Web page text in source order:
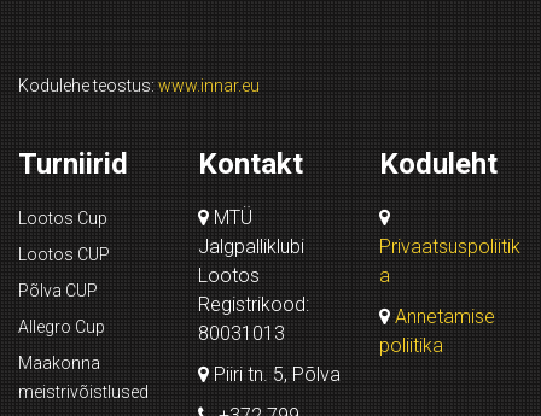
Kodulehe teostus: www.innar.eu
Turniirid
Lootos Cup
Lootos CUP
Põlva CUP
Allegro Cup
Maakonna
meistrivõistlused
Kontakt
MTÜ
Jalgpalliklubi
Lootos
Registrikood:
80031013
Piiri tn. 5, Põlva
Koduleht
Privaatsuspoliitik
a
Annetamise
poliitika